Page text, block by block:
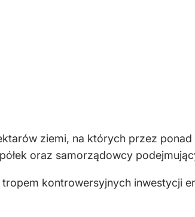
ziemi, na których przez
oraz samorządowcy
kontrowersyjnych inwestycji